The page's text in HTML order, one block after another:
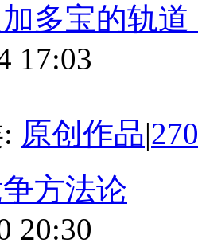
多宝的轨
17:03
原创作品|
方法论
20:30